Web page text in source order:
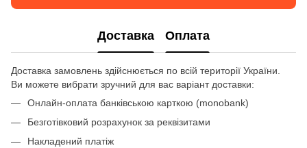
Доставка Оплата
Доставка замовлень здійснюється по всій території України.
Ви можете вибрати зручний для вас варіант доставки:
Онлайн-оплата банківською карткою (monobank)
Безготівковий розрахунок за реквізитами
Накладений платіж